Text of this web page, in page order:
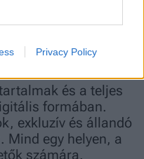
Privacy Policy